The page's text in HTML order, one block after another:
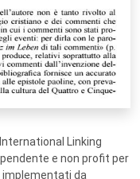
Linking
e non profit per
da